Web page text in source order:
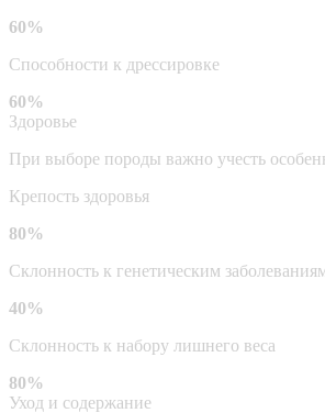
60%
Способности к дрессировке
60%
Здоровье
При выборе породы важно учесть
Крепость здоровья
80%
Склонность к генетическим
40%
Склонность к набору лишнего веса
80%
Уход и содержание